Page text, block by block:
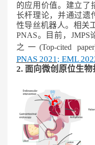
的应用价值。建立了
长杆理论，并通过遗
性导丝机器人。相关
PNAS。目前，
之一(Top-cited
PNAS 2021; EML
2. 面向微创原位生